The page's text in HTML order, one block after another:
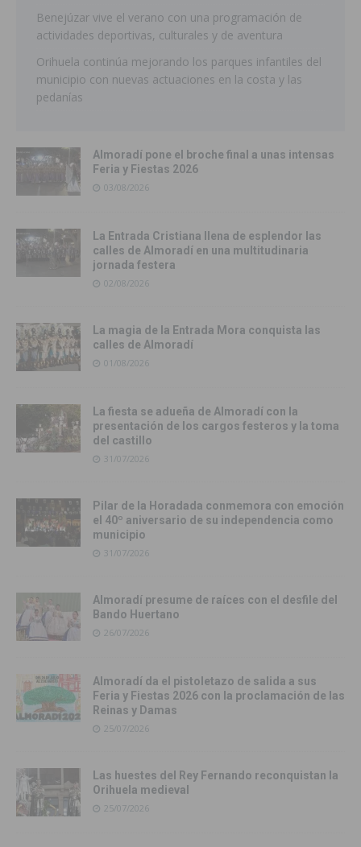
Benejúzar vive el verano con una programación de
actividades deportivas, culturales y de aventura
Orihuela continúa mejorando los parques infantiles del
municipio con nuevas actuaciones en la costa y las
pedanías
Almoradí pone el broche final a unas intensas
Feria y Fiestas 2026
03/08/2026
La Entrada Cristiana llena de esplendor las
calles de Almoradí en una multitudinaria
jornada festera
02/08/2026
La magia de la Entrada Mora conquista las
calles de Almoradí
01/08/2026
La fiesta se adueña de Almoradí con la
presentación de los cargos festeros y la toma
del castillo
31/07/2026
Pilar de la Horadada conmemora con emoción
el 40º aniversario de su independencia como
municipio
31/07/2026
Almoradí presume de raíces con el desfile del
Bando Huertano
26/07/2026
Almoradí da el pistoletazo de salida a sus
Feria y Fiestas 2026 con la proclamación de las
Reinas y Damas
25/07/2026
Las huestes del Rey Fernando reconquistan la
Orihuela medieval
25/07/2026